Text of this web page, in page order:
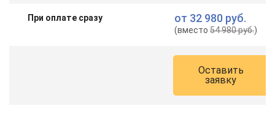
При оплате сразу от 32 980 руб.
(вместо54 980 руб.)
Оставить
заявку